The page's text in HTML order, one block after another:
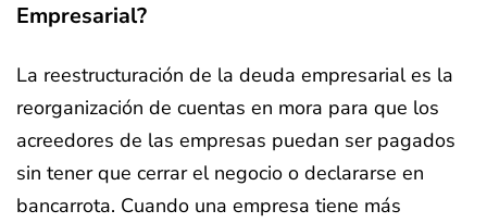
Empresarial?
La reestructuración de la deuda empresarial es la
reorganización de cuentas en mora para que los
acreedores de las empresas puedan ser pagados
sin tener que cerrar el negocio o declararse en
bancarrota. Cuando una empresa tiene más